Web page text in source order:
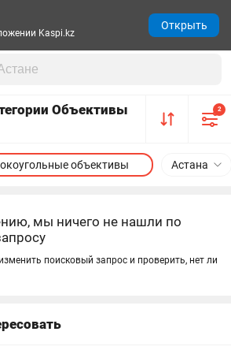
Объективы
2
Астана
объективы
мы ничего не нашли по
поисковый запрос и проверить, нет ли
Kaspi.kz
Открыть